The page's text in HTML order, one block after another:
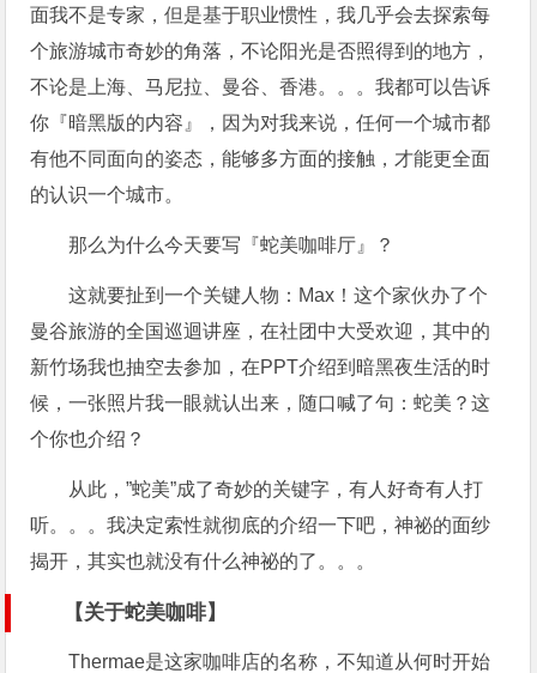
面我不是专家，但是基于职业惯性，我几乎会去探索每
个旅游城市奇妙的角落，不论阳光是否照得到的地方，
不论是上海、马尼拉、曼谷、香港。。。我都可以告诉
你『暗黑版的内容』，因为对我来说，任何一个城市都
有他不同面向的姿态，能够多方面的接触，才能更全面
的认识一个城市。
那么为什么今天要写『蛇美咖啡厅』？
这就要扯到一个关键人物：Max！这个家伙办了个
曼谷旅游的全国巡迴讲座，在社团中大受欢迎，其中的
新竹场我也抽空去参加，在PPT介绍到暗黑夜生活的时
候，一张照片我一眼就认出来，随口喊了句：蛇美？这
个你也介绍？
从此，”蛇美”成了奇妙的关键字，有人好奇有人打
听。。。我决定索性就彻底的介绍一下吧，神祕的面纱
揭开，其实也就没有什么神祕的了。。。
【关于蛇美咖啡】
Thermae是这家咖啡店的名称，不知道从何时开始